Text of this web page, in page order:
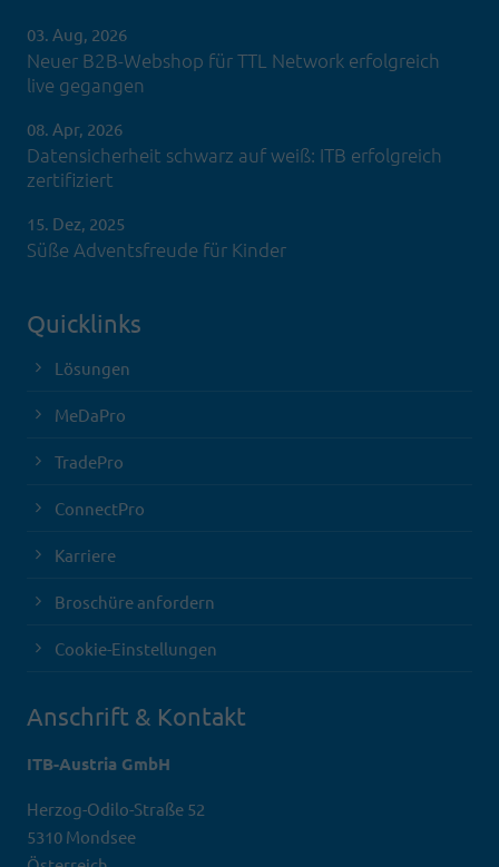
03. Aug, 2026
Neuer B2B-Webshop für TTL Network erfolgreich
live gegangen
08. Apr, 2026
Datensicherheit schwarz auf weiß: ITB erfolgreich
zertifiziert
15. Dez, 2025
Süße Adventsfreude für Kinder
Quicklinks
Lösungen
MeDaPro
TradePro
ConnectPro
Karriere
Broschüre anfordern
Cookie-Einstellungen
Anschrift & Kontakt
ITB-Austria GmbH
Herzog-Odilo-Straße 52
5310 Mondsee